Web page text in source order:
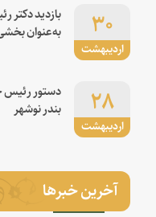
اردیبهشت
۳۰
بازدید دکتر
به‌عنوان
اردیبهشت
۲۸
دستور رئیس
بندر نوشهر
آخرین خبرها